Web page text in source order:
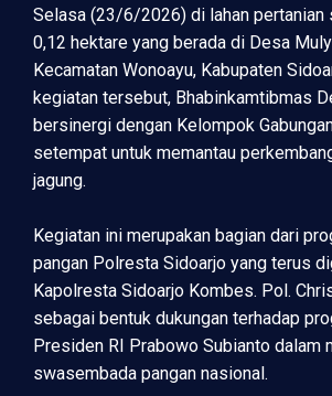
Selasa (23/6/2026) di lahan pertanian
0,12 hektare yang berada di Desa
Kecamatan Wonoayu, Kabupaten
kegiatan tersebut, Bhabinkamtibmas
bersinergi dengan Kelompok
setempat untuk memantau
jagung.
Kegiatan ini merupakan bagian dari
pangan Polresta Sidoarjo yang terus
Kapolresta Sidoarjo Kombes. Pol.
sebagai bentuk dukungan terhadap
Presiden RI Prabowo Subianto dalam
swasembada pangan nasional.